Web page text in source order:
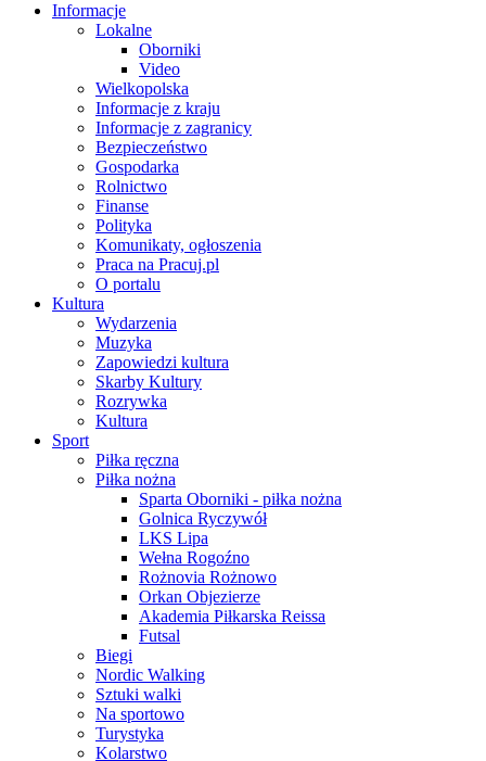
Informacje
Lokalne
Oborniki
Video
Wielkopolska
Informacje z kraju
Informacje z zagranicy
Bezpieczeństwo
Gospodarka
Rolnictwo
Finanse
Polityka
Komunikaty, ogłoszenia
Praca na Pracuj.pl
O portalu
Kultura
Wydarzenia
Muzyka
Zapowiedzi kultura
Skarby Kultury
Rozrywka
Kultura
Sport
Piłka ręczna
Piłka nożna
Sparta Oborniki - piłka nożna
Golnica Ryczywół
LKS Lipa
Wełna Rogoźno
Rożnovia Rożnowo
Orkan Objezierze
Akademia Piłkarska Reissa
Futsal
Biegi
Nordic Walking
Sztuki walki
Na sportowo
Turystyka
Kolarstwo